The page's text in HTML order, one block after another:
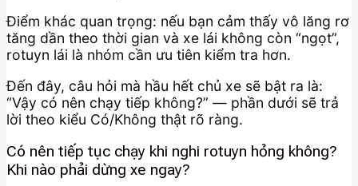
Điểm khác quan trọng: nếu bạn cảm thấy vô lăng rơ
tăng dần theo thời gian và xe lái không còn “ngọt”,
rotuyn lái là nhóm cần ưu tiên kiểm tra hơn.
Đến đây, câu hỏi mà hầu hết chủ xe sẽ bật ra là:
“Vậy có nên chạy tiếp không?” — phần dưới sẽ trả
lời theo kiểu Có/Không thật rõ ràng.
Có nên tiếp tục chạy khi nghi rotuyn hỏng không?
Khi nào phải dừng xe ngay?